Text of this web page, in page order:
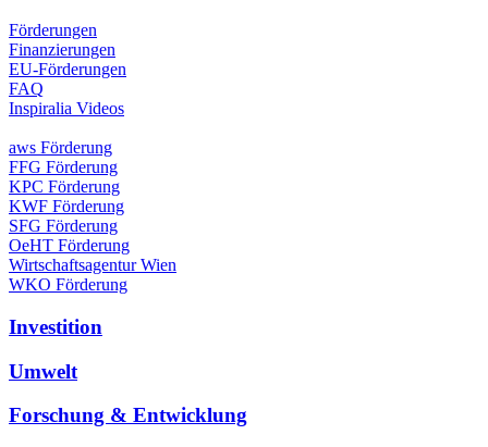
Förderungen
Finanzierungen
EU-Förderungen
FAQ
Inspiralia Videos
aws Förderung
FFG Förderung
KPC Förderung
KWF Förderung
SFG Förderung
OeHT Förderung
Wirtschaftsagentur Wien
WKO Förderung
Investition
Umwelt
Forschung & Entwicklung